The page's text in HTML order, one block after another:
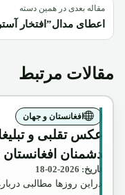
مقاله بعدی در همین دسته
اعطای مدال”افتخار
مقالات مرتبط
افغانستان و جهان
عکس تقلبی و
دشمنان
تاریخ: 2026-02-18
دراین روزها مطالبی